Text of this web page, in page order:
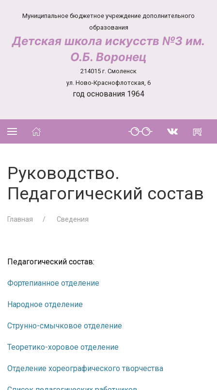
Муниципальное бюджетное учреждение дополнительного
образования
Детская школа искусств №3 им.
О.Б. Воронец
214015 г. Смоленск
ул. Ново-Краснофлотская, 6
год основания 1964
Руководство.
Педагогический состав
Главная Сведения
Педагогический состав:
Фортепианное отделение
Народное отделение
Струнно-смычковое отделение
Теоретико-хоровое отделение
Отделение хореографического творчества